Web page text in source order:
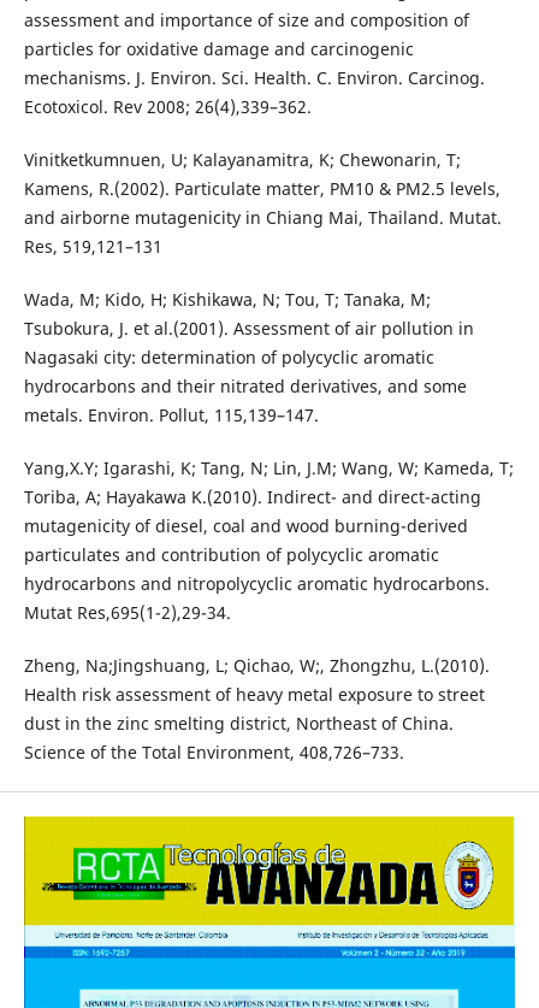
assessment and importance of size and composition of
particles for oxidative damage and carcinogenic
mechanisms. J. Environ. Sci. Health. C. Environ. Carcinog.
Ecotoxicol. Rev 2008; 26(4),339–362.
Vinitketkumnuen, U; Kalayanamitra, K; Chewonarin, T;
Kamens, R.(2002). Particulate matter, PM10 & PM2.5 levels,
and airborne mutagenicity in Chiang Mai, Thailand. Mutat.
Res, 519,121–131
Wada, M; Kido, H; Kishikawa, N; Tou, T; Tanaka, M;
Tsubokura, J. et al.(2001). Assessment of air pollution in
Nagasaki city: determination of polycyclic aromatic
hydrocarbons and their nitrated derivatives, and some
metals. Environ. Pollut, 115,139–147.
Yang,X.Y; Igarashi, K; Tang, N; Lin, J.M; Wang, W; Kameda, T;
Toriba, A; Hayakawa K.(2010). Indirect- and direct-acting
mutagenicity of diesel, coal and wood burning-derived
particulates and contribution of polycyclic aromatic
hydrocarbons and nitropolycyclic aromatic hydrocarbons.
Mutat Res,695(1-2),29-34.
Zheng, Na;Jingshuang, L; Qichao, W;, Zhongzhu, L.(2010).
Health risk assessment of heavy metal exposure to street
dust in the zinc smelting district, Northeast of China.
Science of the Total Environment, 408,726–733.